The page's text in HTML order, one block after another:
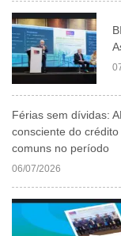
Férias sem dívidas:
consciente do
comuns no período
06/07/2026